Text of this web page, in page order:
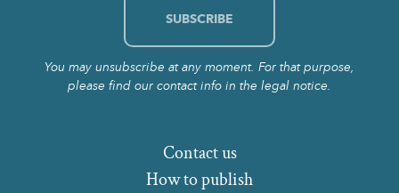
You may unsubscribe at any moment. For that purpose,
please find our contact info in the legal notice.
How to publish
Contact us